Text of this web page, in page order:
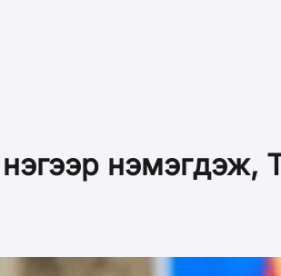
нэмэгдэж,